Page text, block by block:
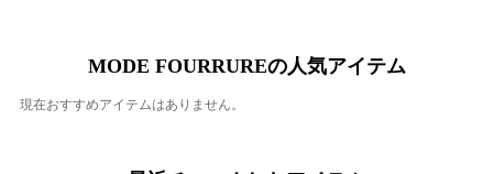
MODE FOURRUREの人気アイテム
現在おすすめアイテムはありません。